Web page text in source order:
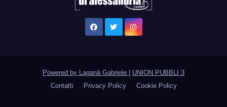
Powered by Laganà Gabriele
UNION PUBBLI 3
Contatti
Privacy Policy Cookie Policy